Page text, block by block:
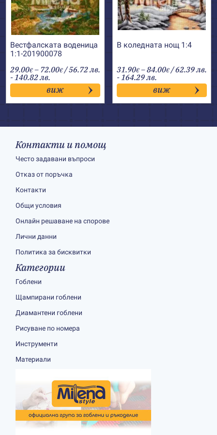
Вестфалската воденица
1:1-201900078
29.00€ – 72.00€Price
range:
29.00€
through
72.00€
/ 56.72 лв.
- 140.82 лв.
виж
В коледната нощ 1:4
31.90€ –84.00€Price
range:
31.90€
through
84.00€
/ 62.39 лв.
- 164.29 лв.
виж
Контакти и помощ
Често задавани въпроси
Отказ от поръчка
Контакти
Общи условия
Онлайн решаване на спорове
Лични данни
Политика за бисквитки
Категории
Гоблени
Щампирани гоблени
Диамантени гоблени
Рисуване по номера
Инструменти
Материали